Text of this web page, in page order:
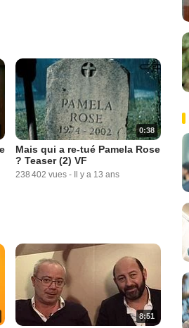
0:38
Mais qui a re-tué Pamela Rose
? Teaser (2) VF
238 402 vues - Il y a 13 ans
8:51